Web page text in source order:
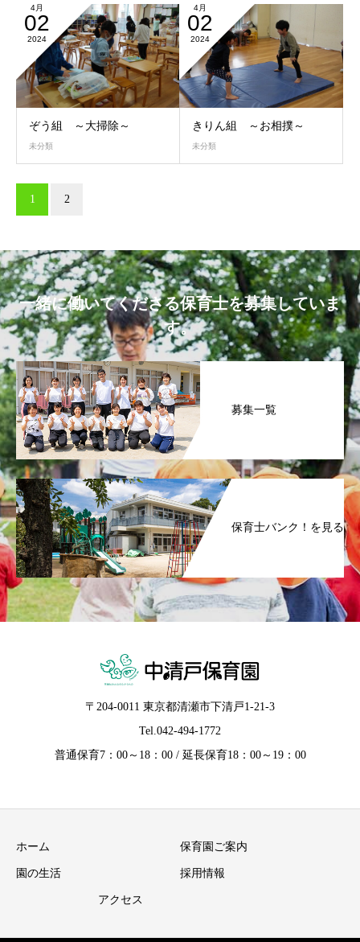
4月
02
2024
ぞう組 ～大掃除～
未分類
4月
02
2024
きりん組 ～お相撲～
未分類
1 2
一緒に働いてくださる保育士を募集していま
す。
募集一覧
保育士バンク！を見る
〒204-0011 東京都清瀬市下清戸1-21-3
Tel. 042-494-1772
普通保育7：00～18：00 / 延長保育18：00～19：00
ホーム 保育園ご案内
園の生活 採用情報
アクセス